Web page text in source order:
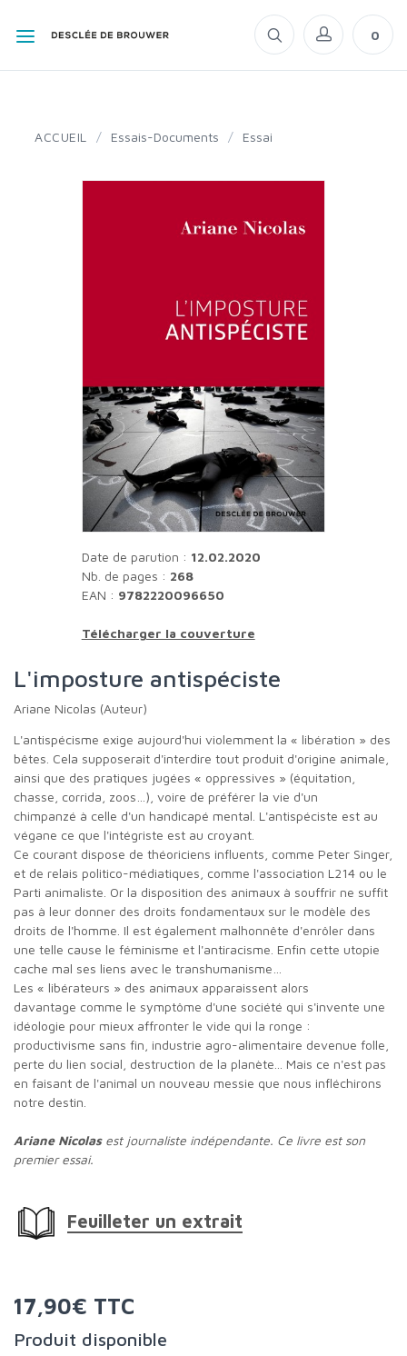
0
ACCUEIL / Essais-Documents / Essai
Date de parution : 12.02.2020
Nb. de pages : 268
EAN : 9782220096650
Télécharger la couverture
L'imposture antispéciste
Ariane Nicolas (Auteur)
L'antispécisme exige aujourd'hui violemment la « libération » des
bêtes. Cela supposerait d'interdire tout produit d'origine animale,
ainsi que des pratiques jugées « oppressives » (équitation,
chasse, corrida, zoos…), voire de préférer la vie d'un
chimpanzé à celle d'un handicapé mental. L'antispéciste est au
végane ce que l'intégriste est au croyant.
Ce courant dispose de théoriciens influents, comme Peter Singer,
et de relais politico-médiatiques, comme l'association L214 ou le
Parti animaliste. Or la disposition des animaux à souffrir ne suffit
pas à leur donner des droits fondamentaux sur le modèle des
droits de l'homme. Il est également malhonnête d'enrôler dans
une telle cause le féminisme et l'antiracisme. Enfin cette utopie
cache mal ses liens avec le transhumanisme…
Les « libérateurs » des animaux apparaissent alors
davantage comme le symptôme d'une société qui s'invente une
idéologie pour mieux affronter le vide qui la ronge :
productivisme sans fin, industrie agro-alimentaire devenue folle,
perte du lien social, destruction de la planète... Mais ce n'est pas
en faisant de l'animal un nouveau messie que nous infléchirons
notre destin.
Ariane Nicolasest journaliste indépendante. Ce livre est son
premier essai.
Feuilleter un extrait
17,90€ TTC
Produit disponible